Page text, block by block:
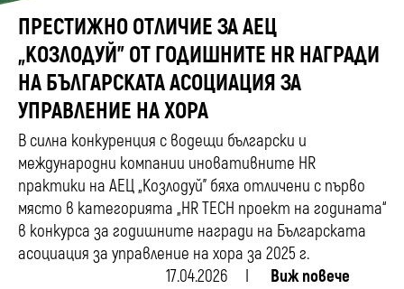
ПРЕСТИЖНО ОТЛИЧИЕ ЗА АЕЦ
„КОЗЛОДУЙ” ОТ ГОДИШНИТЕ HR НАГРАДИ
НА БЪЛГАРСКАТА АСОЦИАЦИЯ ЗА
УПРАВЛЕНИЕ НА ХОРА
В силна конкуренция с водещи български и
международни компании иновативните HR
практики на АЕЦ „Козлодуй” бяха отличени с първо
място в категорията „HR TECH проект на годината“
в конкурса за годишните награди на Българската
асоциация за управление на хора за 2025 г.
17.04.2026
Виж повече